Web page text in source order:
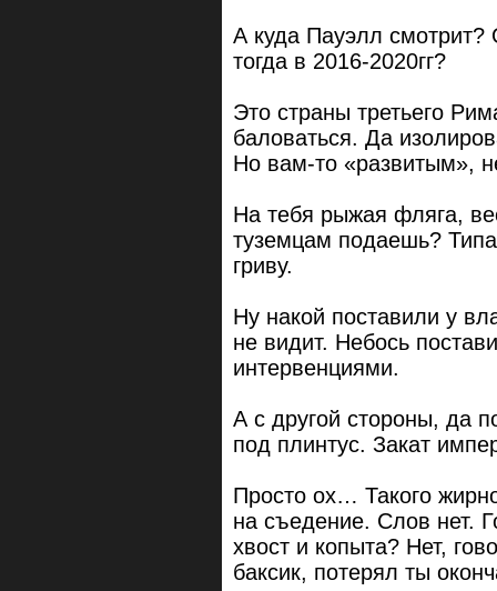
А куда Пауэлл смотрит?
тогда в 2016-2020гг?
Это страны третьего
баловаться. Да
Но вам-то «развитым»,
На тебя рыжая фляга,
туземцам подаешь?
гриву.
Ну накой поставили у
не видит. Небось
интервенциями.
А с другой стороны, да
под плинтус. Закат
Просто ох… Такого
на съедение. Слов нет.
хвост и копыта? Нет,
баксик, потерял ты